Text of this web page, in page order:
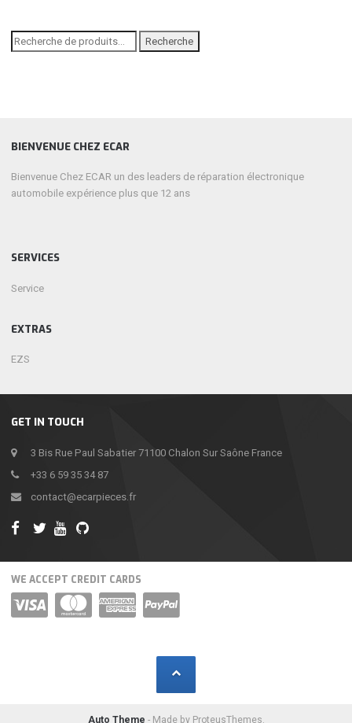
Recherche
pour :
Recherche
GET IN TOUCH
3 Bis Rue Paul Sabatier 71100 Chalon Sur Saône France
+33 6 59 35 34 87
contact@ecarpieces.fr
BIENVENUE CHEZ ECAR
Bienvenue Chez ECAR un des leaders de réparation électronique
automobile expérience plus que 12 ans
SERVICES
Service
EXTRAS
EZS
WE ACCEPT CREDIT CARDS
Auto Theme - Made by ProteusThemes.